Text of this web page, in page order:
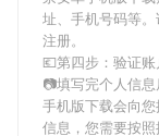
址、手机号码等
注册。
💶第四步：验证账
📷填写完个人信息
手机版下载会向
信息，您需要按